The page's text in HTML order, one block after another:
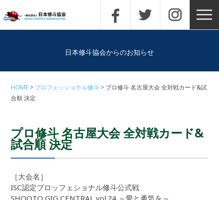
日本修斗協会からのお知らせ
HOME プロフェッショナル修斗
プロ修斗 名古屋大会 全対戦カード&試
合順 決定
プロ修斗 名古屋大会 全対戦カード&
試合順 決定
［大会名］
ISC認定プロッフェショナル修斗公式戦